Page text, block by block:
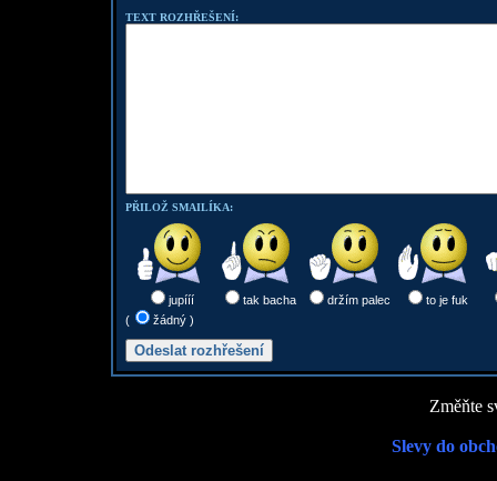
TEXT ROZHŘEŠENÍ:
PŘILOŽ SMAILÍKA:
jupííí tak bacha držím palec
to je fuk
(
žádný )
Změňte
Slevy do